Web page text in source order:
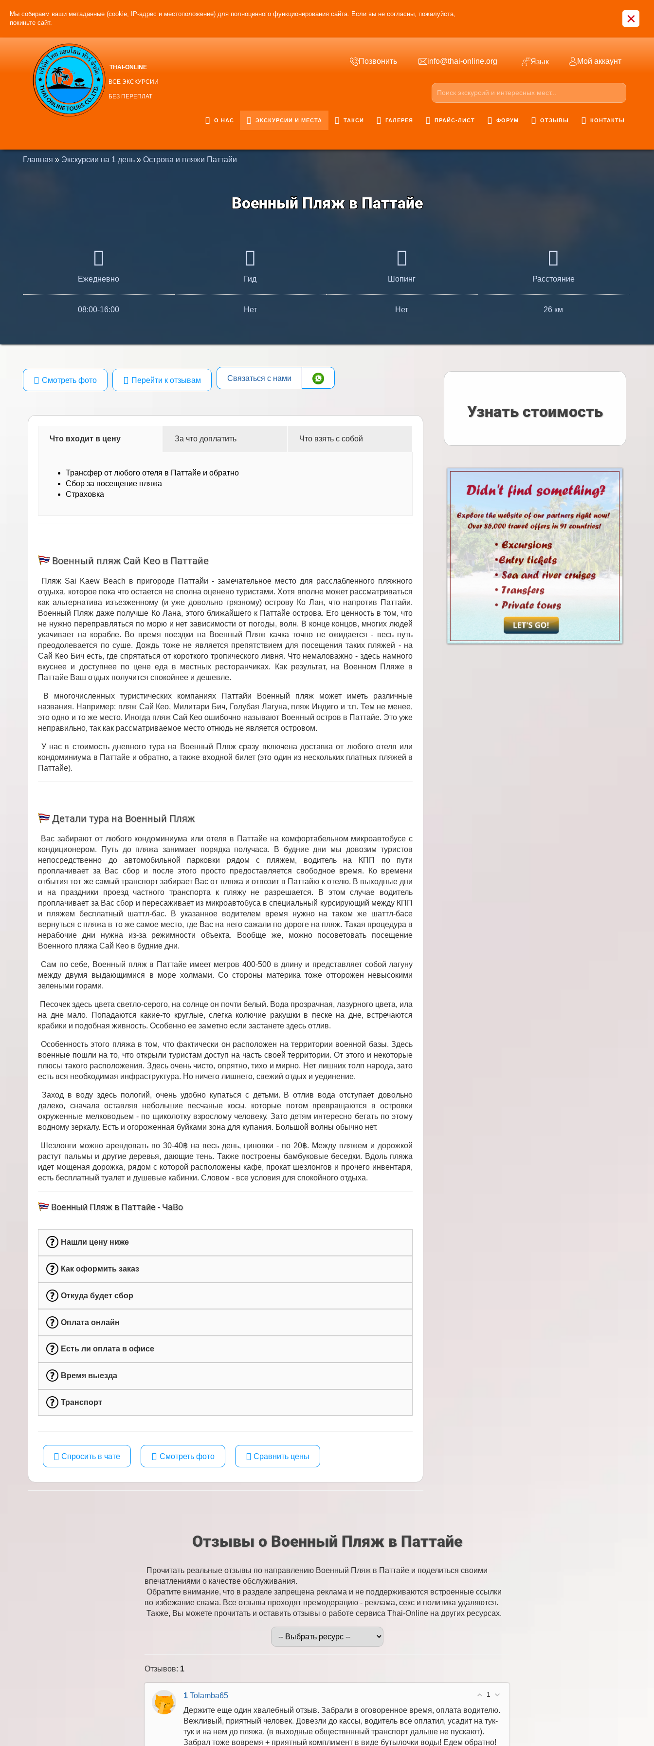
Мы собираем ваши метаданные (cookie, IP-адрес и местоположение) для полноценного функционирования сайта. Если вы не согласны, пожалуйста,
покиньте сайт.
×
THAI-ONLINE
ВСЕ ЭКСКУРСИИ
БЕЗ ПЕРЕПЛАТ
Позвонить info@thai-online.org Язык Мой аккаунт
О НАС ЭКСКУРСИИ И МЕСТА ТАКСИ ГАЛЕРЕЯ ПРАЙС-ЛИСТ ФОРУМ ОТЗЫВЫ КОНТАКТЫ
Главная » Экскурсии на 1 день » Острова и пляжи Паттайи
Военный Пляж в Паттайе
Ежедневно
08:00-16:00
Гид
Нет
Шопинг
Нет
Расстояние
26 км
Смотреть фото Перейти к отзывам Связаться с нами
Что входит в цену
Трансфер от любого отеля в Паттайе и обратно
Сбор за посещение пляжа
Страховка
За что доплатить Что взять с собой
Военный пляж Сай Кео в Паттайе
Пляж Sai Kaew Beach в пригороде Паттайи - замечательное место для расслабленного пляжного
отдыха, которое пока что остается не сполна оценено туристами. Хотя вполне может рассматриваться
как альтернатива изъезженному (и уже довольно грязному) острову Ко Лан, что напротив Паттайи.
Военный Пляж даже получше Ко Лана, этого ближайшего к Паттайе острова. Его ценность в том, что
не нужно переправляться по морю и нет зависимости от погоды, волн. В конце концов, многих людей
укачивает на корабле. Во время поездки на Военный Пляж качка точно не ожидается - весь путь
преодолевается по суше. Дождь тоже не является препятствием для посещения таких пляжей - на
Сай Кео Бич есть, где спрятаться от короткого тропического ливня. Что немаловажно - здесь намного
вкуснее и доступнее по цене еда в местных ресторанчиках. Как результат, на Военном Пляже в
Паттайе Ваш отдых получится спокойнее и дешевле.
В многочисленных туристических компаниях Паттайи Военный пляж может иметь различные
названия. Например: пляж Сай Кео, Милитари Бич, Голубая Лагуна, пляж Индиго и т.п. Тем не менее,
это одно и то же место. Иногда пляж Сай Кео ошибочно называют Военный остров в Паттайе. Это уже
неправильно, так как рассматриваемое место отнюдь не является островом.
У нас в стоимость дневного тура на Военный Пляж сразу включена доставка от любого отеля или
кондоминиума в Паттайе и обратно, а также входной билет (это один из нескольких платных пляжей в
Паттайе).
Детали тура на Военный Пляж
Вас забирают от любого кондоминиума или отеля в Паттайе на комфортабельном микроавтобусе с
кондиционером. Путь до пляжа занимает порядка получаса. В будние дни мы довозим туристов
непосредственно до автомобильной парковки рядом с пляжем, водитель на КПП по пути
проплачивает за Вас сбор и после этого просто предоставляется свободное время. Ко времени
отбытия тот же самый транспорт забирает Вас от пляжа и отвозит в Паттайю к отелю. В выходные дни
и на праздники проезд частного транспорта к пляжу не разрешается. В этом случае водитель
проплачивает за Вас сбор и пересаживает из микроавтобуса в специальный курсирующий между КПП
и пляжем бесплатный шаттл-бас. В указанное водителем время нужно на таком же шаттл-басе
вернуться с пляжа в то же самое место, где Вас на него сажали по дороге на пляж. Такая процедура в
нерабочие дни нужна из-за режимности объекта. Вообще же, можно посоветовать посещение
Военного пляжа Сай Кео в будние дни.
Сам по себе, Военный пляж в Паттайе имеет метров 400-500 в длину и представляет собой лагуну
между двумя выдающимися в море холмами. Со стороны материка тоже отгорожен невысокими
зелеными горами.
Песочек здесь цвета светло-серого, на солнце он почти белый. Вода прозрачная, лазурного цвета, ила
на дне мало. Попадаются какие-то круглые, слегка колючие ракушки в песке на дне, встречаются
крабики и подобная живность. Особенно ее заметно если застанете здесь отлив.
Особенность этого пляжа в том, что фактически он расположен на территории военной базы. Здесь
военные пошли на то, что открыли туристам доступ на часть своей территории. От этого и некоторые
плюсы такого расположения. Здесь очень чисто, опрятно, тихо и мирно. Нет лишних толп народа, зато
есть вся необходимая инфраструктура. Но ничего лишнего, свежий отдых и уединение.
Заход в воду здесь пологий, очень удобно купаться с детьми. В отлив вода отступает довольно
далеко, сначала оставляя небольшие песчаные косы, которые потом превращаются в островки
окруженные мелководьем - по щиколотку взрослому человеку. Зато детям интересно бегать по этому
водному зеркалу. Есть и огороженная буйками зона для купания. Большой волны обычно нет.
Шезлонги можно арендовать по 30-40฿ на весь день, циновки - по 20฿. Между пляжем и дорожкой
растут пальмы и другие деревья, дающие тень. Также построены бамбуковые беседки. Вдоль пляжа
идет мощеная дорожка, рядом с которой расположены кафе, прокат шезлонгов и прочего инвентаря,
есть бесплатный туалет и душевые кабинки. Словом - все условия для спокойного отдыха.
Военный Пляж в Паттайе - ЧаВо
Нашли цену ниже
Как оформить заказ
Откуда будет сбор
Оплата онлайн
Есть ли оплата в офисе
Время выезда
Транспорт
Спросить в чате Смотреть фото Сравнить цены
Узнать стоимость
Отзывы о Военный Пляж в Паттайе
Прочитать реальные отзывы по направлению Военный Пляж в Паттайе и поделиться своими
впечатлениями о качестве обслуживания.
Обратите внимание, что в разделе запрещена реклама и не поддерживаются встроенные ссылки
во избежание спама. Все отзывы проходят премодерацию - реклама, секс и политика удаляются.
Также, Вы можете прочитать и оставить отзывы о работе сервиса Thai-Online на других ресурсах.
Отзывов: 1
1
1 Tolamba65
Держите еще один хвалебный отзыв. Забрали в оговоренное время, оплата водителю.
Вежливый, приятный человек. Довезли до кассы, водитель все оплатил, усадит на тук-
тук и на нем до пляжа. (в выходные обществннный транспорт дальше не пускают).
Забрал тоже вовремя + приятный комплимент в виде бутылочки воды! Едем обратно!